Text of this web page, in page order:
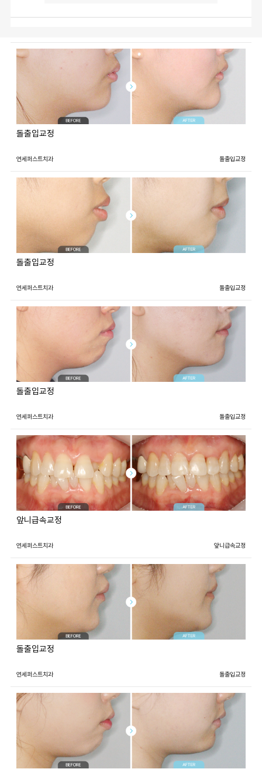
돌출입교정
연세퍼스트치과 돌출입교정
돌출입교정
연세퍼스트치과 돌출입교정
돌출입교정
연세퍼스트치과 돌출입교정
앞니급속교정
연세퍼스트치과 앞니급속교정
돌출입교정
연세퍼스트치과 돌출입교정